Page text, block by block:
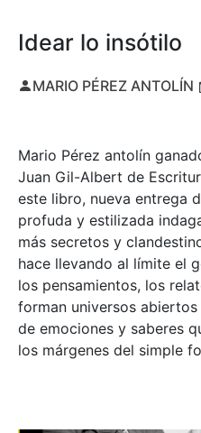
Idear lo insótilo
MARIO PÉREZ ANTOLÍN
Mario Pérez antolín
Juan Gil-Albert de
este libro, nueva entrega
profuda y estilizada
más secretos y
hace llevando al límite el
los pensamientos, los
forman universos
de emociones y saberes
los márgenes del simple